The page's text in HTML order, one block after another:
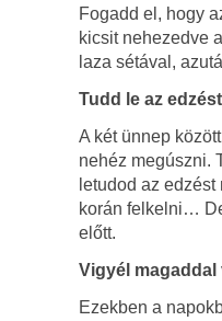
Fogadd el, hogy
kicsit nehezedve
laza sétával,
Tudd le az
A két ünnep
nehéz megúszni.
letudod az
korán felkelni…
előtt.
Vigyél magaddal
Ezekben a